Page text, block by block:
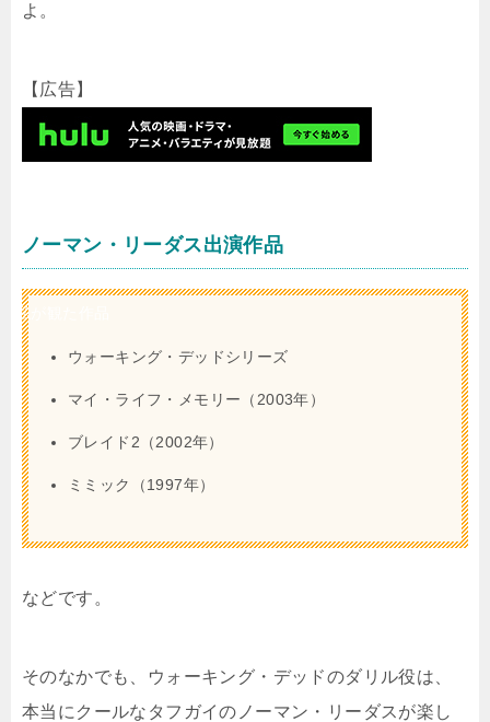
よ。
【広告】
ノーマン・リーダス出演作品
私が観た作品
ウォーキング・デッドシリーズ
マイ・ライフ・メモリー（2003年）
ブレイド2（2002年）
ミミック（1997年）
などです。
そのなかでも、ウォーキング・デッドのダリル役は、
本当にクールなタフガイのノーマン・リーダスが楽し